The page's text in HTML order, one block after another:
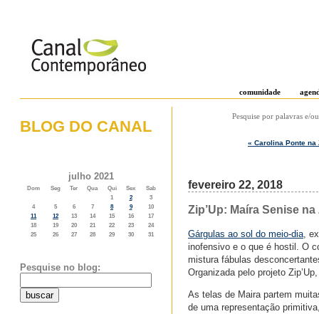
comunidade
BLOG DO CANAL
julho 2021
Dom Seg Ter Qua Qui Sex
Sab
1
2
3
4
5 6 7 8 9
10
11
12 13 14 15 16
17
18
19 20 21 22 23
24
25
26 27 28 29 30 31
Pesquise no blog:
Pesquise por palavras e/
« Carolina Ponte na
fevereiro 22, 2018
Zip’Up: Maíra Senise
Gárgulas ao sol do meio-dia,
inofensivo e o que é hostil. O
mistura fábulas
Organizada pelo projeto
As telas de Maira partem
de uma representação